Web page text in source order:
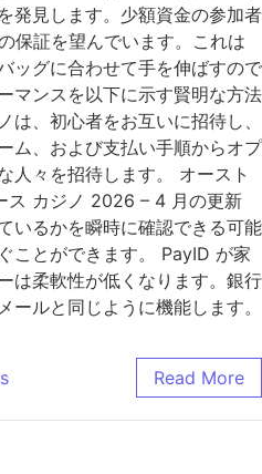
発見します。少額資金の参加者
保証を望んでいます。これは
ッグに合わせて手を伸ばすので
マンスを以下に示す賢明な方法
は、初心者をお互いに招待し、
ム、および支払い手順からオプ
人々を招待します。 オースト
ス カジノ 2026 – 4 月の更新
いるかを瞬時に確認できる可能
ことができます。 PayID が家
は柔軟性が低くなります。銀行
ールと同じように機能します。
Read More